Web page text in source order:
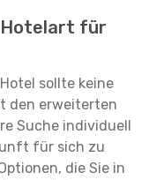
Hotelart für
sollte keine
den erweiterten
Suche individuell
für sich zu
die Sie in